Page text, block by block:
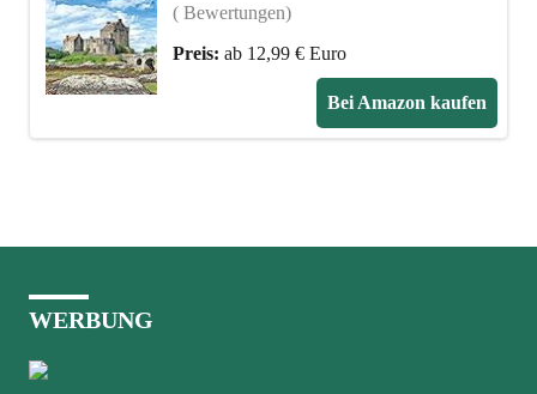
( Bewertungen)
Preis: ab 12,99 € Euro
Bei Amazon kaufen
WERBUNG